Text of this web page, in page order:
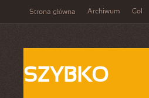
Strona główna Archiwum Gol
SZYBKO